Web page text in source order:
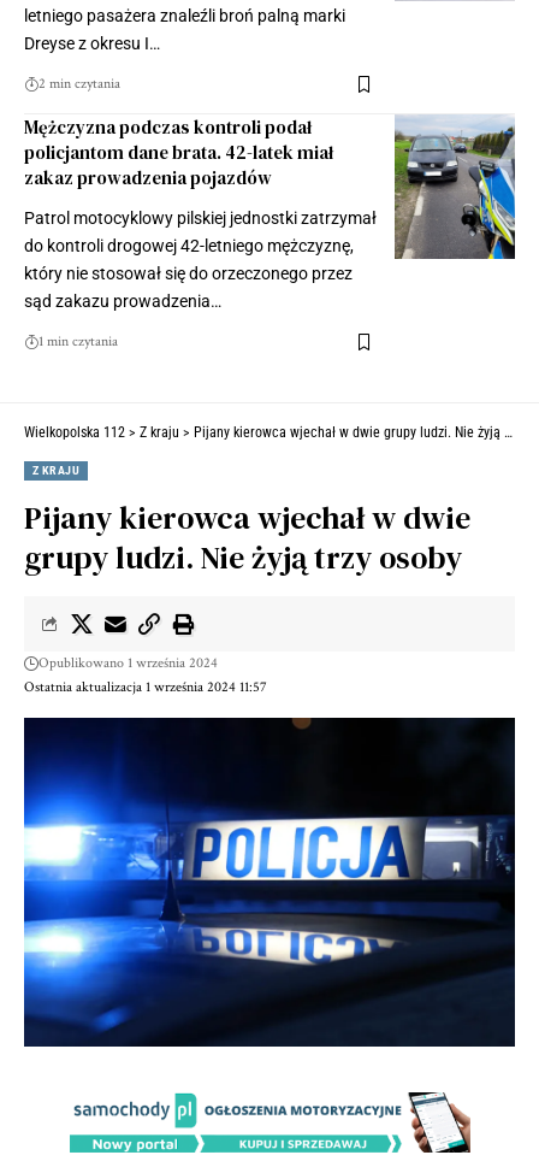
letniego pasażera znaleźli broń palną marki
Dreyse z okresu I…
2 min czytania
Mężczyzna podczas kontroli podał
policjantom dane brata. 42-latek miał
zakaz prowadzenia pojazdów
Patrol motocyklowy pilskiej jednostki zatrzymał
do kontroli drogowej 42-letniego mężczyznę,
który nie stosował się do orzeczonego przez
sąd zakazu prowadzenia…
1 min czytania
Wielkopolska 112 > Z kraju > Pijany kierowca wjechał w dwie grupy ludzi. Nie żyją trzy osoby
Z KRAJU
Pijany kierowca wjechał w dwie
grupy ludzi. Nie żyją trzy osoby
Ostatnia aktualizacja 1 września 2024 11:57
Opublikowano 1 września 2024